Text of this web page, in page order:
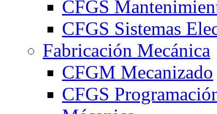
CFGS
CFGS Sistemas
Fabricación Mecánica
CFGM Mecanizado
CFGS